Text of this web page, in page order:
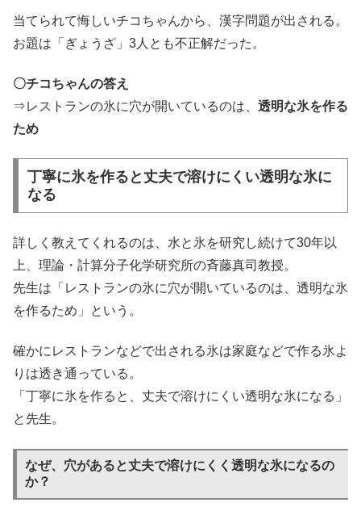
当てられて悔しいチコちゃんから、漢字問題が出される。
お題は「ぎょうざ」3人とも不正解だった。
〇チコちゃんの答え
⇒レストランの氷に穴が開いているのは、 透明な氷を作る
ため
丁寧に氷を作ると丈夫で溶けにくい透明な氷に
なる
詳しく教えてくれるのは、水と氷を研究し続けて30年以
上、理論・計算分子化学研究所の斉藤真司教授。
先生は「レストランの氷に穴が開いているのは、透明な氷
を作るため」という。
確かにレストランなどで出される氷は家庭などで作る氷よ
りは透き通っている。
「丁寧に氷を作ると、丈夫で溶けにくい透明な氷になる」
と先生。
なぜ、穴があると丈夫で溶けにくく透明な氷になるの
か？